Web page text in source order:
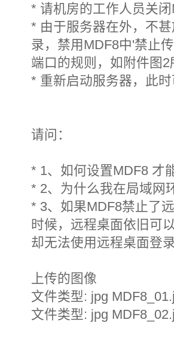
* 请机房的工作人员关
* 由于服务器在外，不
录，禁用MDF8中'禁止
端口的规则，如附件图2
* 重新启动服务器，此
请问：
* 1、如何设置MDF8 才
* 2、为什么我在局域网
* 3、如果MDF8禁止了
时候，远程桌面依旧可
却无法使用远程桌面登
上传的图像
文件类型: jpg
文件类型: jpg